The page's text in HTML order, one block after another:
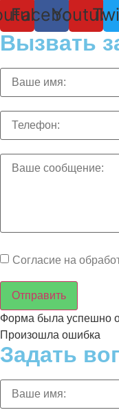
Facebook
Вызвать
Согласие на
Отправить
Форма была успешно
Произошла ошибка
Задать